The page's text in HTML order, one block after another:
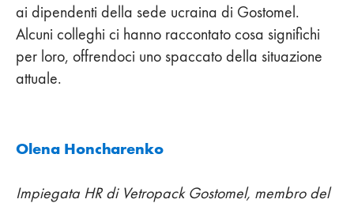
ai dipendenti della sede ucraina di Gostomel.
Alcuni colleghi ci hanno raccontato cosa significhi
per loro, offrendoci uno spaccato della situazione
attuale.
Olena Honcharenko
Impiegata HR di Vetropack Gostomel, membro del